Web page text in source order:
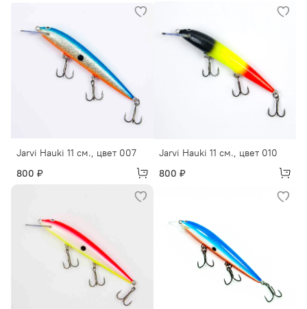
Jarvi Hauki 11 см., цвет 007
800 ₽
Jarvi Hauki 11 см., цвет 010
800 ₽